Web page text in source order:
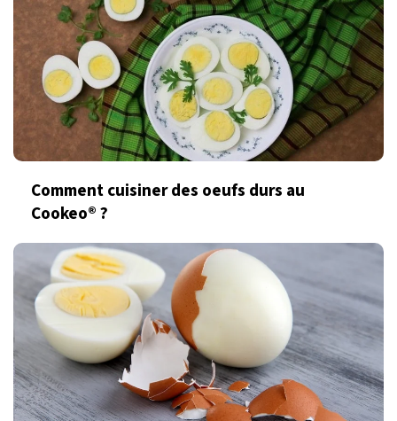
Comment cuisiner des oeufs durs au
Cookeo® ?